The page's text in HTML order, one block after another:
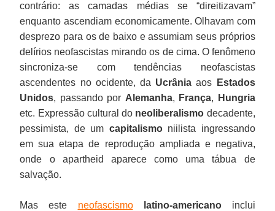
contrário: as camadas médias se “direitizavam”
enquanto ascendiam economicamente. Olhavam com
desprezo para os de baixo e assumiam seus próprios
delírios neofascistas mirando os de cima. O fenômeno
sincroniza-se com tendências neofascistas
ascendentes no ocidente, da Ucrânia aos
Estados
Unidos, passando por Alemanha, França,
Hungria
etc. Expressão cultural do neoliberalismo decadente,
pessimista, de um capitalismoniilista ingressando
em sua etapa de reprodução ampliada e negativa,
onde o apartheid aparece como uma tábua de
salvação.
Mas este neofascismolatino-americanoinclui